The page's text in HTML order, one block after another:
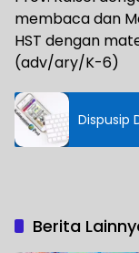
membaca dan
HST dengan
(adv/ary/K-6)
Dispusip
Berita